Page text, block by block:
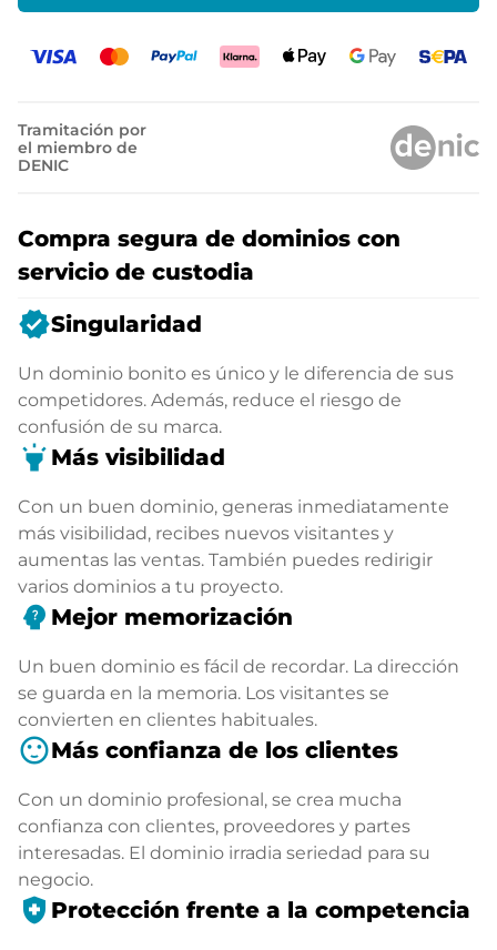
Tramitación por
el miembro de
DENIC
Compra segura de dominios con
servicio de custodia
verifiedSingularidad
Un dominio bonito es único y le diferencia de sus
competidores. Además, reduce el riesgo de
confusión de su marca.
highlight Más visibilidad
Con un buen dominio, generas inmediatamente
más visibilidad, recibes nuevos visitantes y
aumentas las ventas. También puedes redirigir
varios dominios a tu proyecto.
psychology_alt Mejor memorización
Un buen dominio es fácil de recordar. La dirección
se guarda en la memoria. Los visitantes se
convierten en clientes habituales.
sentiment_satisfiedMás confianza de los clientes
Con un dominio profesional, se crea mucha
confianza con clientes, proveedores y partes
interesadas. El dominio irradia seriedad para su
negocio.
health_and_safety Protección frente a la competencia